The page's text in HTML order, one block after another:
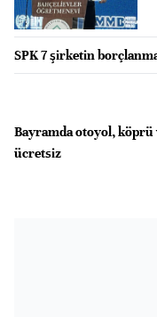
SPK 7 şirketin
Bayramda otoyol, köprü
ücretsiz